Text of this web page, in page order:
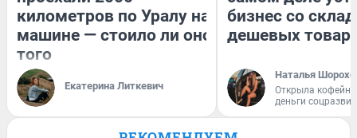
километров по Уралу на
машине — стоило ли оно
того
Екатерина Литкевич
бизнес со
дешевых
Наталья
Открыла
деньги